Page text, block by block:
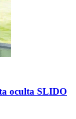
oculta SLIDO